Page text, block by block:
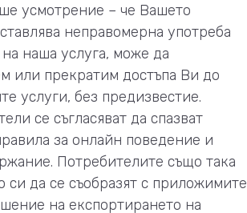
усмотрение – че Вашето
неправомерна употреба
наша услуга, може да
или прекратим достъпа Ви до
услуги, без предизвестие.
се съгласяват да спазват
за онлайн поведение и
Потребителите също така
си да се съобразят с приложимите
на експортирането на